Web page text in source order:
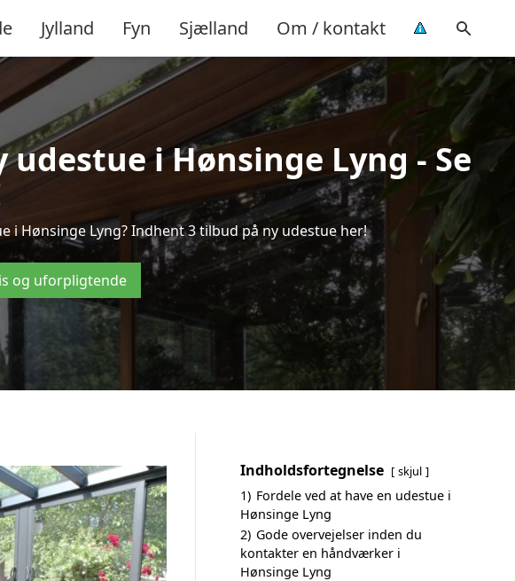
Jylland Fyn Sjælland Om / kontakt
i Hønsinge Lyng - Se
Hønsinge Lyng? Indhent 3 tilbud på ny udestue her!
og uforpligtende
Indholdsfortegnelse skjul
1) Fordele ved at have en udestue i
Hønsinge Lyng
2) Gode overvejelser inden du
kontakter en håndværker i
Hønsinge Lyng